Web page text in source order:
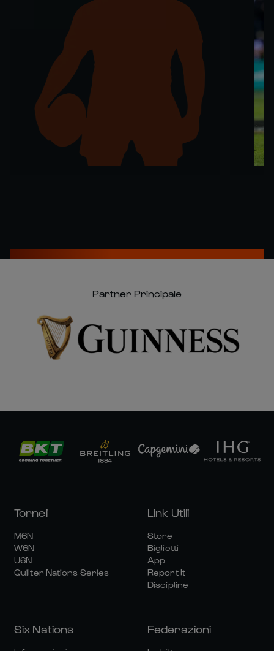
Partner Principale
Tornei
M6N
W6N
U6N
Quilter Nations Series
Link Utili
Store
Biglietti
App
Report It
Discipline
Six Nations Federazioni